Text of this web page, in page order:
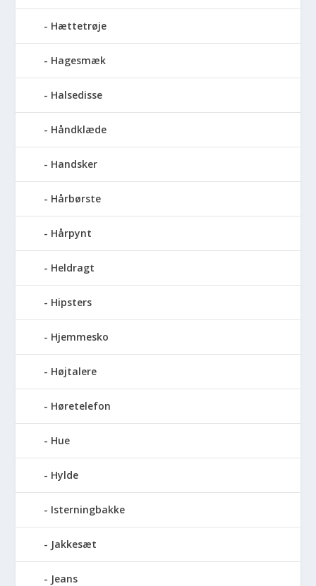
Hættetrøje
Hagesmæk
Halsedisse
Håndklæde
Handsker
Hårbørste
Hårpynt
Heldragt
Hipsters
Hjemmesko
Højtalere
Høretelefon
Hue
Hylde
Isterningbakke
Jakkesæt
Jeans